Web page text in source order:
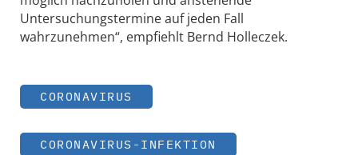
Untersuchungstermine auf jeden Fall
wahrzunehmen“, empfiehlt Bernd Holleczek.
CORONAVIRUS
CORONAVIRUS-INFEKTION